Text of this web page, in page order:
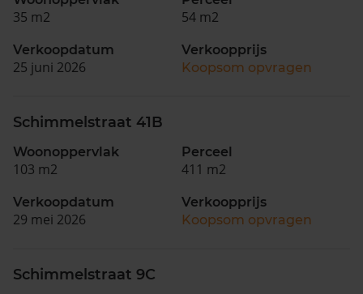
35 m2 54 m2
Verkoopdatum
25 juni 2026
Verkoopprijs
Koopsom opvragen
Schimmelstraat 41B
Woonoppervlak
103 m2
Perceel
411 m2
Verkoopdatum
29 mei 2026
Verkoopprijs
Koopsom opvragen
Schimmelstraat 9C